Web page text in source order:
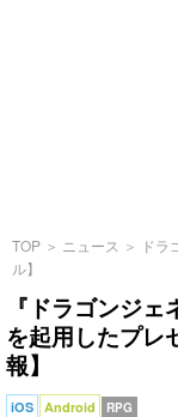
TOP ＞ ニュース ＞ ドラ
ル】
『ドラゴンジ
を起用したプレ
報】
iOS Android RPG